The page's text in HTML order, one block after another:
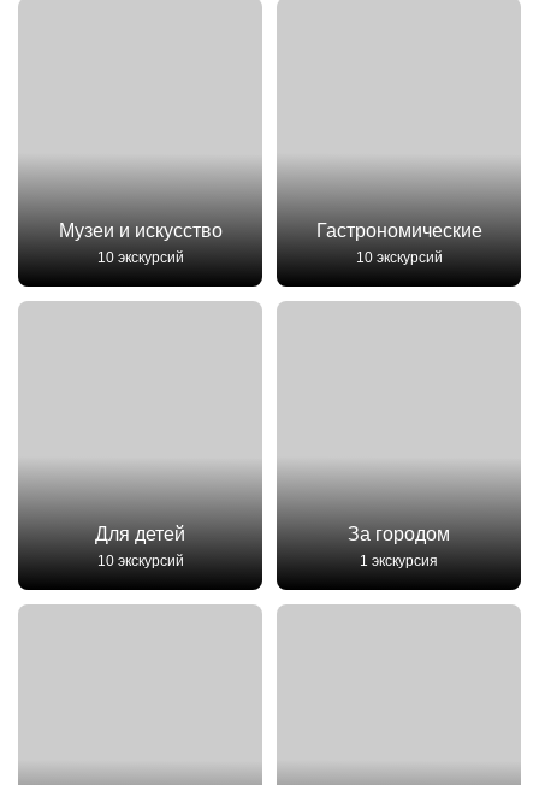
Музеи и искусство
10 экскурсий
Гастрономические
10 экскурсий
Для детей
10 экскурсий
За городом
1 экскурсия